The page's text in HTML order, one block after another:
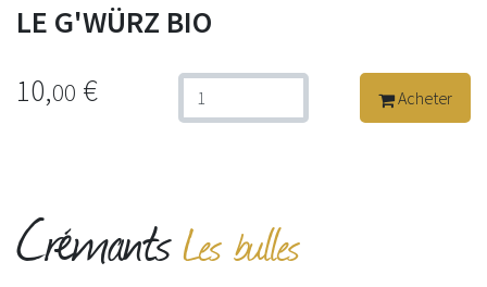
LE G'WÜRZ BIO
10,00 € Acheter
CrémantsLes bulles